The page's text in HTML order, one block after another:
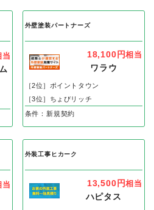
当
外壁塗装パートナーズ
18,100円相当
ワラウ
［2位］ポイントタウン
［3位］ちょびリッチ
条件：新規契約
当
外装工事ヒカーク
13,500円相当
ハピタス